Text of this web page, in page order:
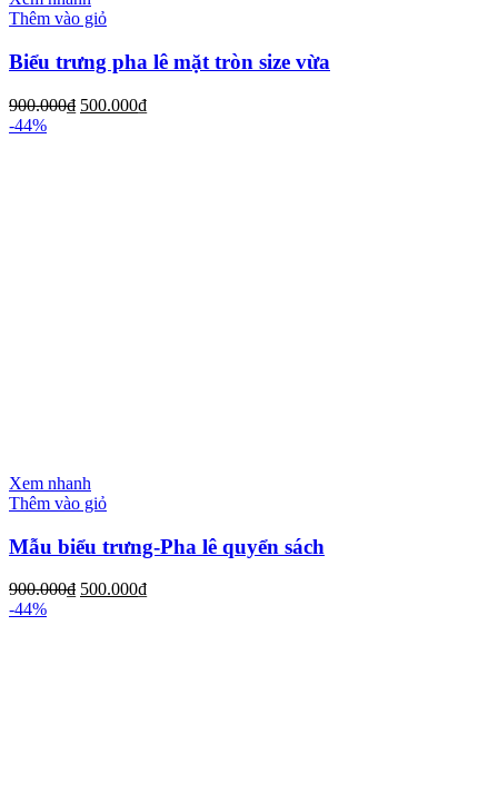
Thêm vào giỏ
Biểu trưng pha lê mặt tròn size vừa
900.000₫ 500.000₫
-44%
Xem nhanh
Thêm vào giỏ
Mẫu biểu trưng-Pha lê quyển sách
900.000₫ 500.000₫
-44%